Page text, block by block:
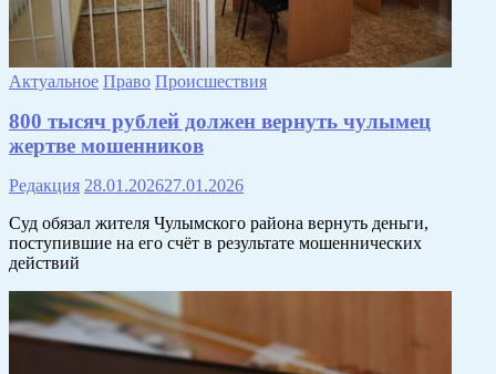
Актуальное Право Происшествия
800 тысяч рублей должен вернуть чулымец
жертве мошенников
Редакция 28.01.202627.01.2026
Суд обязал жителя Чулымского района вернуть деньги,
поступившие на его счёт в результате мошеннических
действий